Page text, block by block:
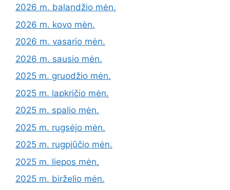
2026 m. balandžio mėn.
2026 m. kovo mėn.
2026 m. vasario mėn.
2026 m. sausio mėn.
2025 m. gruodžio mėn.
2025 m. lapkričio mėn.
2025 m. spalio mėn.
2025 m. rugsėjo mėn.
2025 m. rugpjūčio mėn.
2025 m. liepos mėn.
2025 m. birželio mėn.